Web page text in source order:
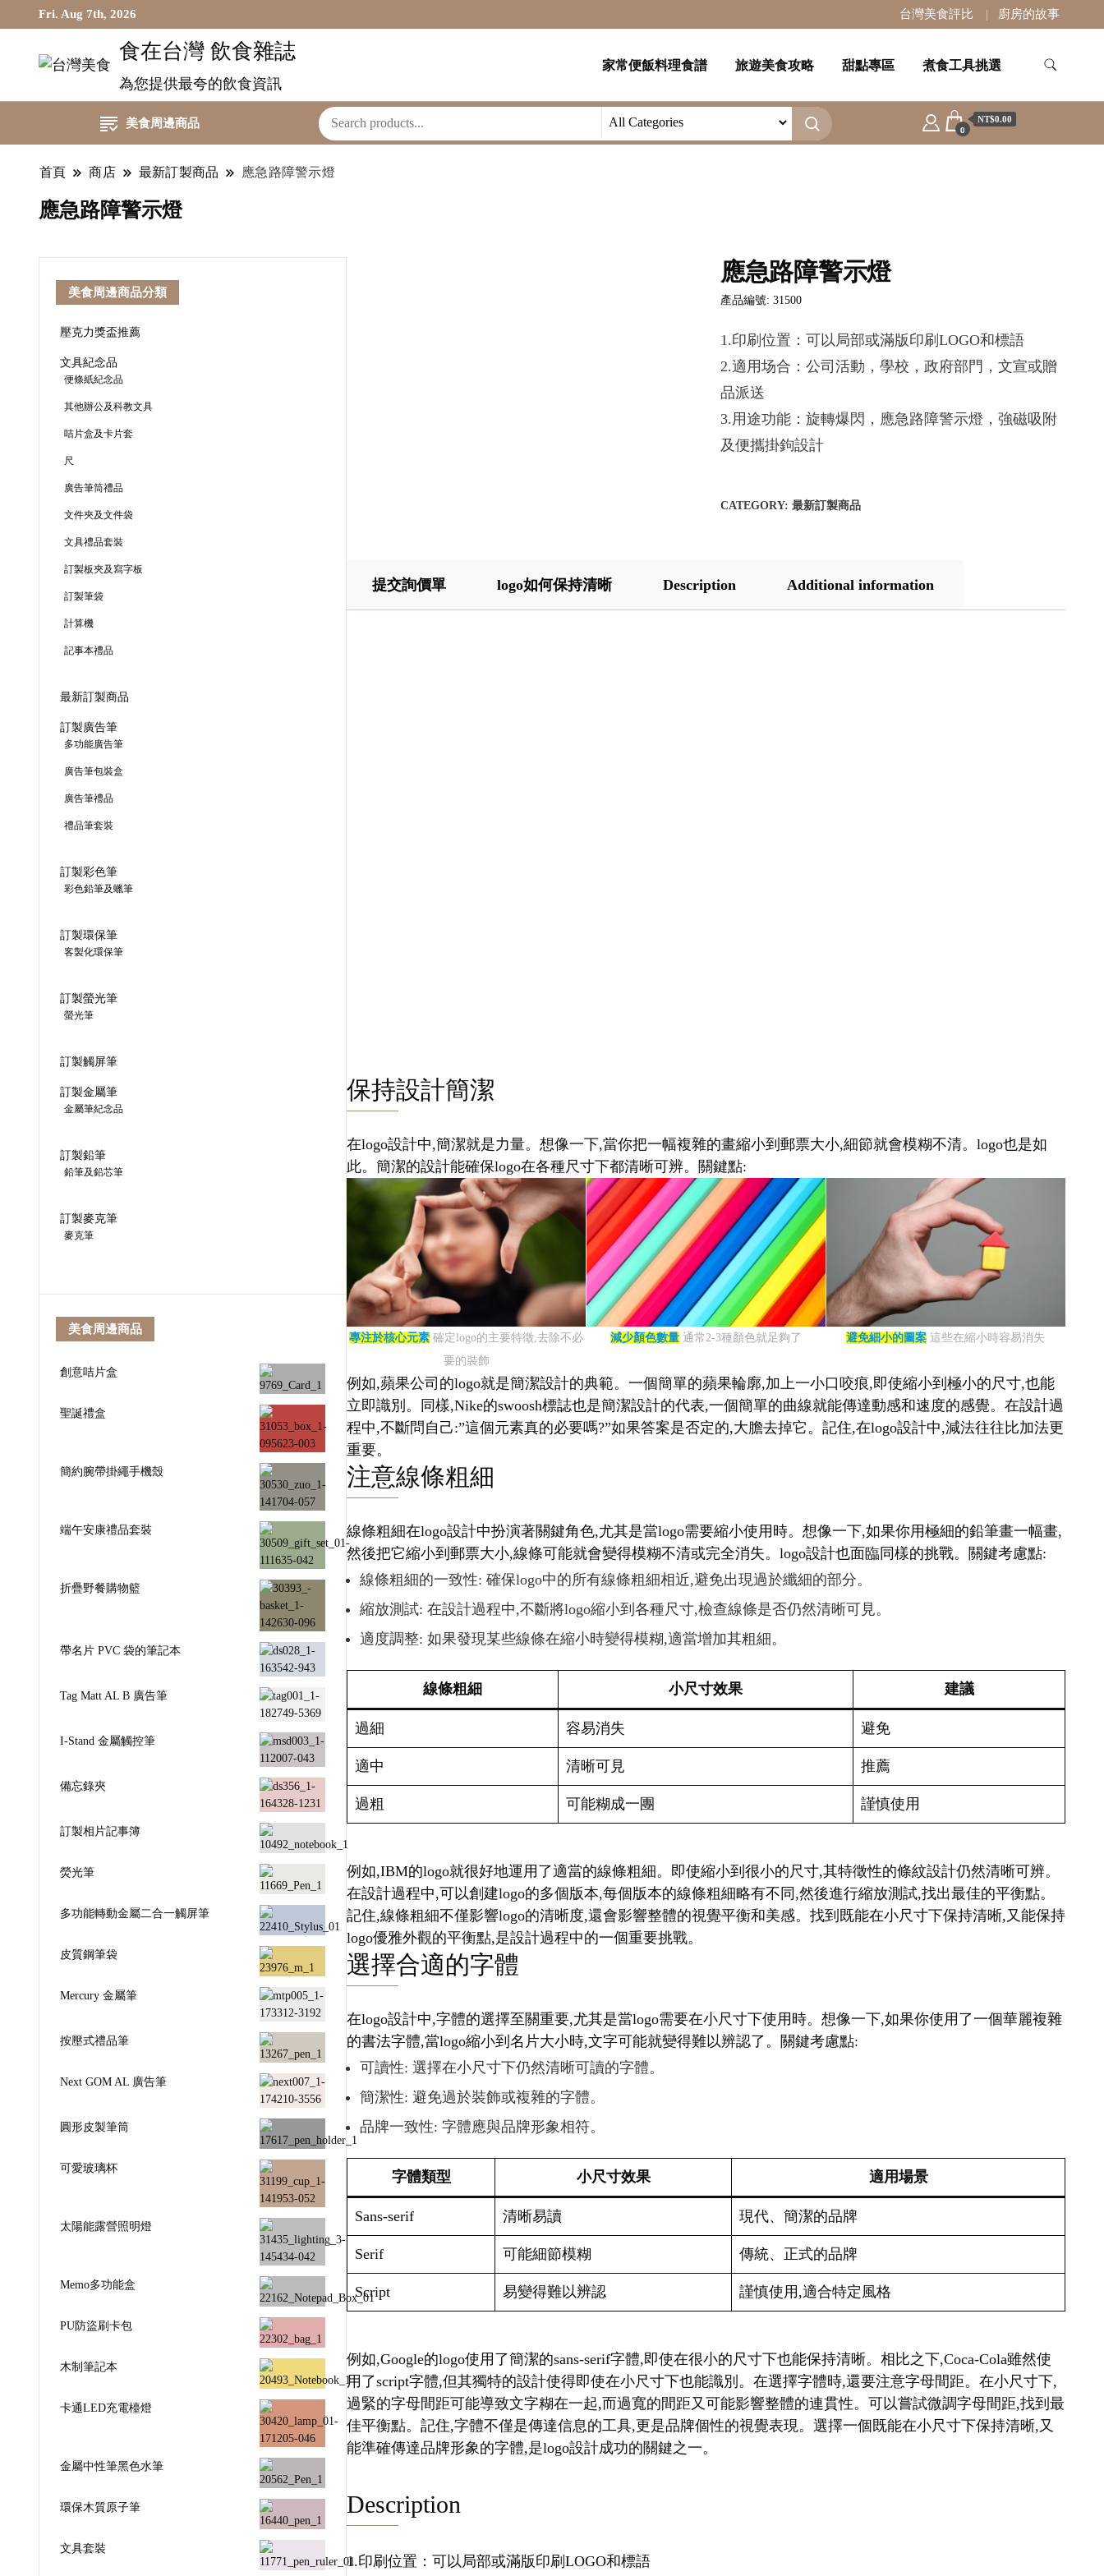
Fri. Aug 7th, 2026 台灣美食評比 廚房的故事
食在台灣 飲食雜誌
為您提供最夸的飲食資訊
家常便飯料理食譜 旅遊美食攻略 甜點專區 煮食工具挑選
美食周邊商品 0
NT$0.00
首頁 商店 最新訂製商品 應急路障警示燈
應急路障警示燈
應急路障警示燈
產品編號: 31500
1.印刷位置：可以局部或滿版印刷LOGO和標語
2.適用场合：公司活動，學校，政府部門，文宣或贈
品派送
3.用途功能：旋轉爆閃，應急路障警示燈，強磁吸附
及便攜掛鉤設計
CATEGORY: 最新訂製商品
提交詢價單 logo如何保持清晰 Description Additional information
保持設計簡潔
在logo設計中,簡潔就是力量。想像一下,當你把一幅複雜的畫縮小到郵票大小,細節就會模糊不清。logo也是如
此。簡潔的設計能確保logo在各種尺寸下都清晰可辨。關鍵點:
專注於核心元素 確定logo的主要特徵,去除不必
要的裝飾
減少顏色數量 通常2-3種顏色就足夠了 避免細小的圖案 這些在縮小時容易消失
例如,蘋果公司的logo就是簡潔設計的典範。一個簡單的蘋果輪廓,加上一小口咬痕,即使縮小到極小的尺寸,也能
立即識別。同樣,Nike的swoosh標誌也是簡潔設計的代表,一個簡單的曲線就能傳達動感和速度的感覺。在設計過
程中,不斷問自己:”這個元素真的必要嗎?”如果答案是否定的,大膽去掉它。記住,在logo設計中,減法往往比加法更
重要。
注意線條粗細
線條粗細在logo設計中扮演著關鍵角色,尤其是當logo需要縮小使用時。想像一下,如果你用極細的鉛筆畫一幅畫,
然後把它縮小到郵票大小,線條可能就會變得模糊不清或完全消失。logo設計也面臨同樣的挑戰。關鍵考慮點:
線條粗細的一致性: 確保logo中的所有線條粗細相近,避免出現過於纖細的部分。
縮放測試: 在設計過程中,不斷將logo縮小到各種尺寸,檢查線條是否仍然清晰可見。
適度調整: 如果發現某些線條在縮小時變得模糊,適當增加其粗細。
線條粗細 小尺寸效果 建議
過細 容易消失 避免
適中 清晰可見 推薦
過粗 可能糊成一團 謹慎使用
例如,IBM的logo就很好地運用了適當的線條粗細。即使縮小到很小的尺寸,其特徵性的條紋設計仍然清晰可辨。
在設計過程中,可以創建logo的多個版本,每個版本的線條粗細略有不同,然後進行縮放測試,找出最佳的平衡點。
記住,線條粗細不僅影響logo的清晰度,還會影響整體的視覺平衡和美感。找到既能在小尺寸下保持清晰,又能保持
logo優雅外觀的平衡點,是設計過程中的一個重要挑戰。
選擇合適的字體
在logo設計中,字體的選擇至關重要,尤其是當logo需要在小尺寸下使用時。想像一下,如果你使用了一個華麗複雜
的書法字體,當logo縮小到名片大小時,文字可能就變得難以辨認了。關鍵考慮點:
可讀性: 選擇在小尺寸下仍然清晰可讀的字體。
簡潔性: 避免過於裝飾或複雜的字體。
品牌一致性: 字體應與品牌形象相符。
字體類型 小尺寸效果 適用場景
Sans-serif 清晰易讀 現代、簡潔的品牌
Serif 可能細節模糊 傳統、正式的品牌
Script 易變得難以辨認 謹慎使用,適合特定風格
例如,Google的logo使用了簡潔的sans-serif字體,即使在很小的尺寸下也能保持清晰。相比之下,Coca-Cola雖然使
用了script字體,但其獨特的設計使得即使在小尺寸下也能識別。在選擇字體時,還要注意字母間距。在小尺寸下,
過緊的字母間距可能導致文字糊在一起,而過寬的間距又可能影響整體的連貫性。可以嘗試微調字母間距,找到最
佳平衡點。記住,字體不僅是傳達信息的工具,更是品牌個性的視覺表現。選擇一個既能在小尺寸下保持清晰,又
能準確傳達品牌形象的字體,是logo設計成功的關鍵之一。
Description
1.印刷位置：可以局部或滿版印刷LOGO和標語
美食周邊商品分類
壓克力獎盃推薦
文具紀念品
便條紙紀念品
其他辦公及科教文具
咭片盒及卡片套
尺
廣告筆筒禮品
文件夾及文件袋
文具禮品套裝
訂製板夾及寫字板
訂製筆袋
計算機
記事本禮品
最新訂製商品
訂製廣告筆
多功能廣告筆
廣告筆包裝盒
廣告筆禮品
禮品筆套裝
訂製彩色筆
彩色鉛筆及蠟筆
訂製環保筆
客製化環保筆
訂製螢光筆
螢光筆
訂製觸屏筆
訂製金屬筆
金屬筆紀念品
訂製鉛筆
鉛筆及鉛芯筆
訂製麥克筆
麥克筆
美食周邊商品
創意咭片盒
聖誕禮盒
簡約腕帶掛繩手機殼
端午安康禮品套裝
折疊野餐購物籃
帶名片 PVC 袋的筆記本
Tag Matt AL B 廣告筆
I-Stand 金屬觸控筆
備忘錄夾
訂製相片記事簿
熒光筆
多功能轉動金屬二合一觸屏筆
皮質鋼筆袋
Mercury 金屬筆
按壓式禮品筆
Next GOM AL 廣告筆
圓形皮製筆筒
可愛玻璃杯
太陽能露營照明燈
Memo多功能盒
PU防盜刷卡包
木制筆記本
卡通LED充電檯燈
金屬中性筆黑色水筆
環保木質原子筆
文具套裝